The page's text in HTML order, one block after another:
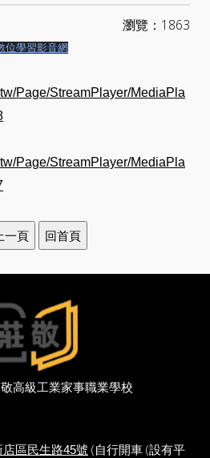
瀏覽：1863
位學習影音網
Page/StreamPlayer/MediaPla
Page/StreamPlayer/MediaPla
高級工業家事職業學校
區民生路45號 (自行開車 (設有平